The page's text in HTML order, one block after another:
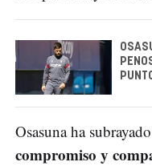
Osasuna ha
compromiso y